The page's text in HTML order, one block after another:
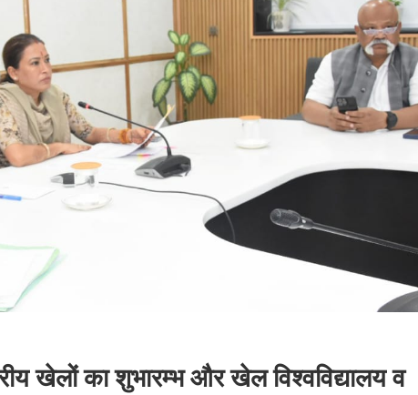
खेलों का शुभारम्भ और खेल विश्वविद्यालय व